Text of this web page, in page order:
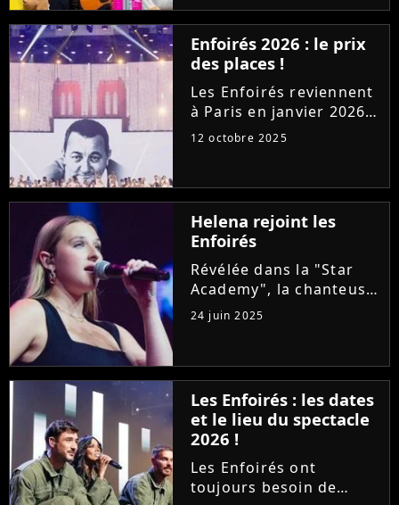
Coeur. Si Florent Pagny
et Helena seront de la
partie, un pilier de la
troupe...
Enfoirés 2026 : le prix
des places !
Les Enfoirés reviennent
à Paris en janvier 2026
pour sept concerts à
Alors que la mise en
vente est imminente,
voici le prix des places...
12 octobre 2025
Helena rejoint les
Enfoirés
Révélée dans la "Star
Academy", la chanteuse
Helena rencontre un
succès important avec
"Hélé". Alors qu'elle
sillonne les routes avec
sa tournée, la
chanteuse a accepté...
24 juin 2025
Les Enfoirés : les dates
et le lieu du spectacle
2026 !
Les Enfoirés ont
toujours besoin de